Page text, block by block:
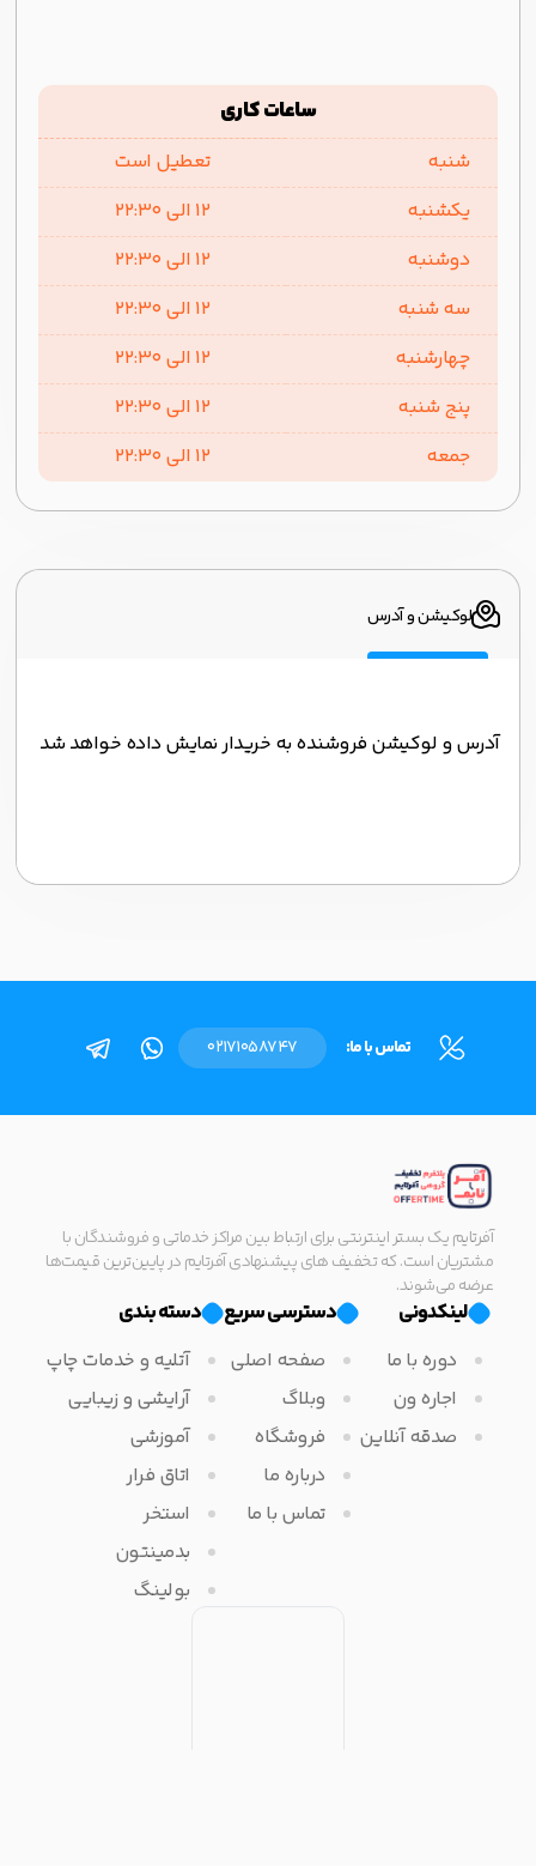
ساعات کاری
شنبه
تعطیل است
یکشنبه
1۲ الی ۲۲:۳۰
دوشنبه
1۲ الی ۲۲:۳۰
سه شنبه
1۲ الی ۲۲:۳۰
چهارشنبه
1۲ الی ۲۲:۳۰
پنج شنبه
1۲ الی ۲۲:۳۰
جمعه
1۲ الی ۲۲:۳۰
لوکیشن و آدرس
آدرس و لوکیشن فروشنده به خریدار نمایش داده خواهد شد
تماس با ما: 02171058747
آفرتایم یک بستر اینترنتی برای ارتباط بین مراکز خدماتی و فروشندگان با
مشتریان است. که تخفیف های پیشنهادی آفرتایم در پایین‌ترین قیمت‌ها
عرضه می‌شوند.
لینکدونی
دوره با ما
اجاره ون
صدقه آنلاین
دسترسی سریع
صفحه اصلی
وبلاگ
فروشگاه
درباره ما
تماس با ما
دسته بندی
آتلیه و خدمات چاپ
آرایشی و زیبایی
آموزشی
اتاق فرار
استخر
بدمینتون
بولینگ